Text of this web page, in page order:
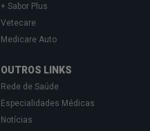
+ Sabor Plus
Vetecare
Medicare Auto
OUTROS LINKS
Rede de Saúde
Especialidades Médicas
Notícias